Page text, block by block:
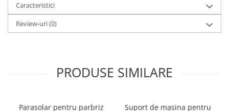
Caracteristici
Review-uri(0)
PRODUSE SIMILARE
Parasolar pentru parbriz
Suport de masina pentru